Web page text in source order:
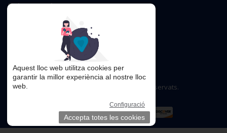
Sobre nosaltres
Cerca Avançada
Copyright © 2016. Tots els drets reservats.
Aquest lloc web utilitza cookies per
garantir la millor experiència al nostre lloc
web.
Configuració
Accepta totes les cookies